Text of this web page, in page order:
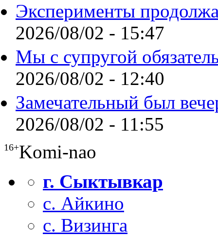
Эксперименты
2026/08/02 - 15:47
Мы с супругой
2026/08/02 - 12:40
Замечательный был
2026/08/02 - 11:55
16+Komi-nao
г. Сыктывкар
с. Айкино
с. Визинга